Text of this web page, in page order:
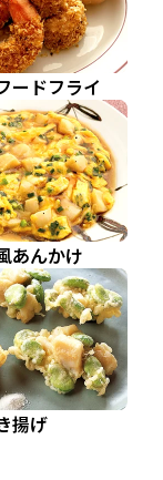
ードフライ
あんかけ
揚げ